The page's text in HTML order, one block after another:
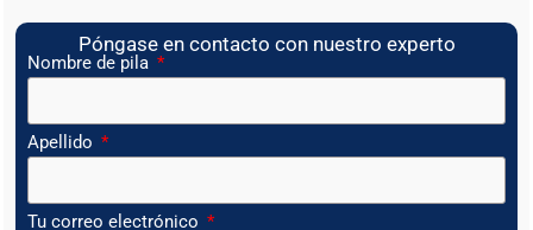
Póngase en contacto con nuestro experto
Nombre de pila
Apellido
Tu correo electrónico